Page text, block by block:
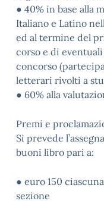
● 40% in base alla
Italiano e Latino
ed al termine del
corso e di
concorso
letterari rivolti a
● 60% alla
Premi e
Si prevede
buoni libro pari a:
● euro 150
sezione